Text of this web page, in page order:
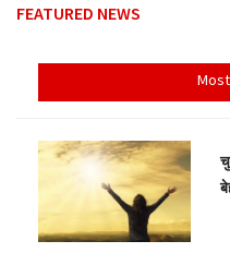
FEATURED NEWS